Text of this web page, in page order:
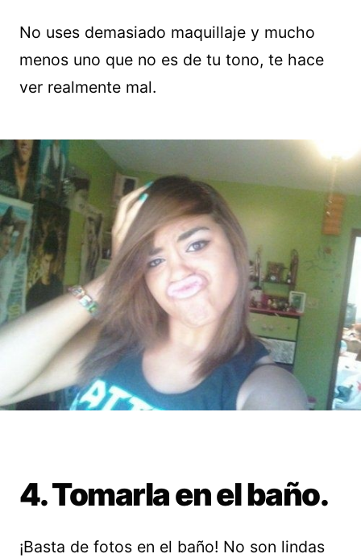
No uses demasiado maquillaje y mucho
menos uno que no es de tu tono, te hace
ver realmente mal.
4. Tomarla en el baño.
¡Basta de fotos en el baño! No son lindas